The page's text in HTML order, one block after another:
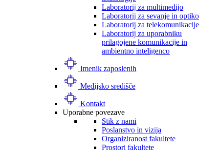
Laboratorij za multimedijo
Laboratorij za sevanje in optiko
Laboratorij za telekomunikacije
Laboratorij za uporabniku
prilagojene komunikacije in
ambientno inteligenco
Imenik zaposlenih
Medijsko središče
Kontakt
Uporabne povezave
Stik z nami
Poslanstvo in vizija
Organiziranost fakultete
Prostori fakultete